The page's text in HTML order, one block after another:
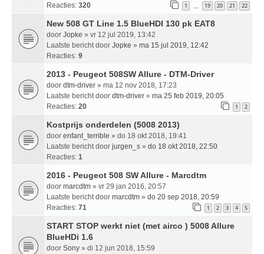
Reacties: 320 1 … 19 20 21 22
New 508 GT Line 1.5 BlueHDI 130 pk EAT8
door Jopke » vr 12 jul 2019, 13:42
Laatste bericht door Jopke » ma 15 jul 2019, 12:42
Reacties: 9
2013 - Peugeot 508SW Allure - DTM-Driver
door dtm-driver » ma 12 nov 2018, 17:23
Laatste bericht door dtm-driver » ma 25 feb 2019, 20:05
Reacties: 20 1 2
Kostprijs onderdelen (5008 2013)
door enfant_terrible » do 18 okt 2018, 19:41
Laatste bericht door jurgen_s » do 18 okt 2018, 22:50
Reacties: 1
2016 - Peugeot 508 SW Allure - Marcdtm
door marcdtm » vr 29 jan 2016, 20:57
Laatste bericht door marcdtm » do 20 sep 2018, 20:59
Reacties: 71 1 2 3 4 5
START STOP werkt niet (met airco ) 5008 Allure
BlueHDi 1.6
door Sony » di 12 jun 2018, 15:59